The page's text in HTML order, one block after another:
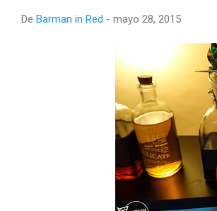
De Barman in Red - mayo 28, 2015